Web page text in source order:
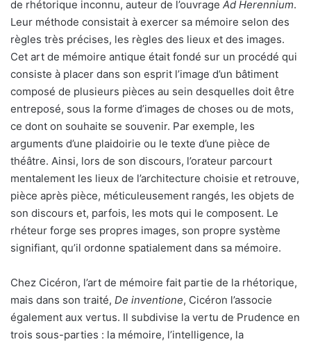
de rhétorique inconnu, auteur de l’ouvrage Ad Herennium.
Leur méthode consistait à exercer sa mémoire selon des
règles très précises, les règles des lieux et des images.
Cet art de mémoire antique était fondé sur un procédé qui
consiste à placer dans son esprit l’image d’un bâtiment
composé de plusieurs pièces au sein desquelles doit être
entreposé, sous la forme d’images de choses ou de mots,
ce dont on souhaite se souvenir. Par exemple, les
arguments d’une plaidoirie ou le texte d’une pièce de
théâtre. Ainsi, lors de son discours, l’orateur parcourt
mentalement les lieux de l’architecture choisie et retrouve,
pièce après pièce, méticuleusement rangés, les objets de
son discours et, parfois, les mots qui le composent. Le
rhéteur forge ses propres images, son propre système
signifiant, qu’il ordonne spatialement dans sa mémoire.
Chez Cicéron, l’art de mémoire fait partie de la rhétorique,
mais dans son traité, De inventione, Cicéron l’associe
également aux vertus. Il subdivise la vertu de Prudence en
trois sous-parties : la mémoire, l’intelligence, la